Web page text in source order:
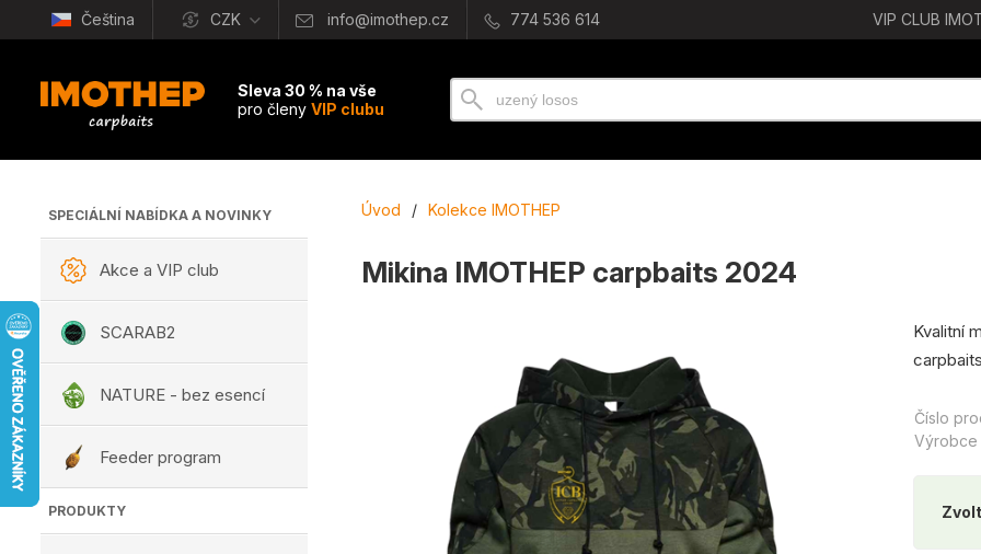
Čeština CZK info@imothep.cz 774 536 614 VIP CLUB
Sleva 30 % na vše
pro členy VIP clubu
SPECIÁLNÍ NABÍDKA A NOVINKY
Akce a VIP club
SCARAB2
NATURE - bez esencí
Feeder program
PRODUKTY
Úvod / Kolekce IMOTHEP
Mikina IMOTHEP carpbaits 2024
Kvalitní
Číslo
Výrobce